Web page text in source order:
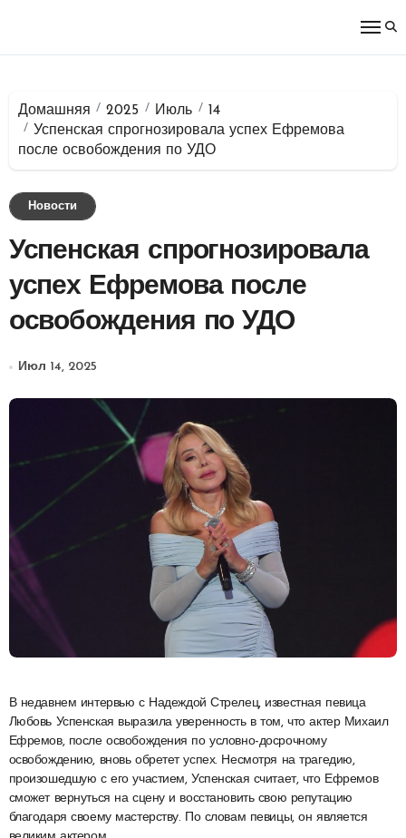
Домашняя 2025 Июль
14
Успенская спрогнозировала успех Ефремова
после освобождения по УДО
Новости
Успенская спрогнозировала
успех Ефремова после
освобождения по УДО
Июл 14, 2025
В недавнем интервью с Надеждой Стрелец, известная певица
Любовь Успенская выразила уверенность в том, что актер Михаил
Ефремов, после освобождения по условно-досрочному
освобождению, вновь обретет успех. Несмотря на трагедию,
произошедшую с его участием, Успенская считает, что Ефремов
сможет вернуться на сцену и восстановить свою репутацию
благодаря своему мастерству. По словам певицы, он является